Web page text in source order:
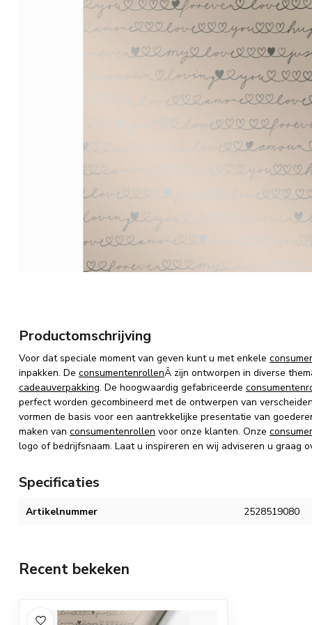
Productomschrijving
Voor dat speciale moment van geven kunt u met enkele
inpakken. De consumentenrollenÂ zijn ontworpen in diverse
cadeauverpakking. De hoogwaardig gefabriceerde
perfect worden gecombineerd met de ontwerpen van
vormen de basis voor een aantrekkelijke presentatie van
maken van consumentenrollen voor onze klanten. Onze
logo of bedrijfsnaam. Laat u inspireren en wij adviseren u graag
Specificaties
Artikelnummer 2528519080
Recent bekeken